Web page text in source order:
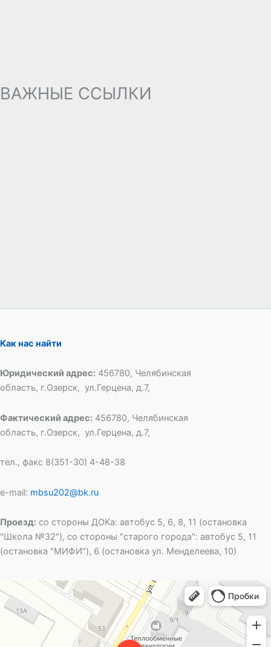
ВАЖНЫЕ ССЫЛКИ
Как нас найти
Юридический адрес: 456780, Челябинская
область, г.Озерск, ул.Герцена, д.7,
Фактический адрес: 456780, Челябинская
область, г.Озерск, ул.Герцена, д.7,
тел., факс 8(351-30) 4-48-38
e-mail: mbsu202@bk.ru
Проезд: со стороны ДОКа: автобус 5, 6, 8, 11 (остановка
"Школа №32"), со стороны "старого города": автобус 5, 11
(остановка "МИФИ"), 6 (остановка ул. Менделеева, 10)
Специальная школа открытого типа № 202
Общеобразовательная школа в Озёрске